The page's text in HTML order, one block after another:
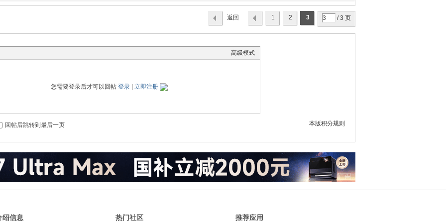
1 2 3 / 3 页
返回
高级模式
您需要登录后才可以回帖 登录 立即注册
本版积分规则
回帖后跳转到最后一页
推荐应用
热门社区
绍信息